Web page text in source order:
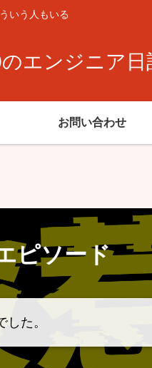
いう人もいる
エンジニア日
お問い合わせ
ピソード
た。